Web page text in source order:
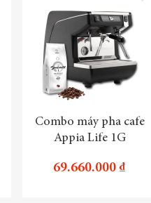
Combo máy pha cafe
Appia Life 1G
69.660.000 ₫